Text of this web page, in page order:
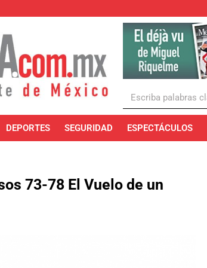
DEPORTES SEGURIDAD ESPECTÁCULOS
73-78 El Vuelo de un